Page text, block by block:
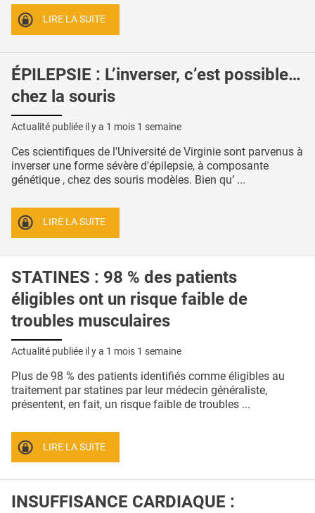
LIRE LA SUITE
ÉPILEPSIE : L’inverser, c’est possible…
chez la souris
Actualité publiée il y a 1 mois 1 semaine
Ces scientifiques de l'Université de Virginie sont parvenus à
inverser une forme sévère d'épilepsie, à composante
génétique , chez des souris modèles. Bien qu’ ...
LIRE LA SUITE
STATINES : 98 % des patients
éligibles ont un risque faible de
troubles musculaires
Actualité publiée il y a 1 mois 1 semaine
Plus de 98 % des patients identifiés comme éligibles au
traitement par statines par leur médecin généraliste,
présentent, en fait, un risque faible de troubles ...
LIRE LA SUITE
INSUFFISANCE CARDIAQUE :